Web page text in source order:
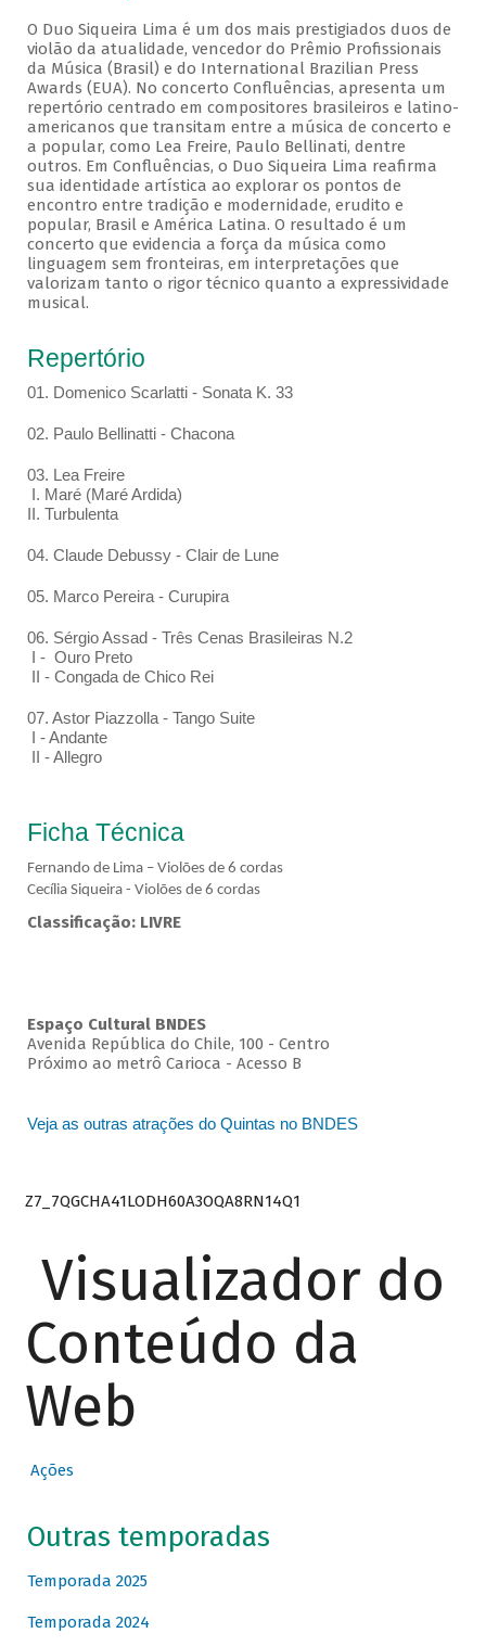
O Duo Siqueira Lima é um dos mais prestigiados duos de
violão da atualidade, vencedor do Prêmio Profissionais
da Música (Brasil) e do International Brazilian Press
Awards (EUA). No concerto Confluências, apresenta um
repertório centrado em compositores brasileiros e latino-
americanos que transitam entre a música de concerto e
a popular, como Lea Freire, Paulo Bellinati, dentre
outros. Em Confluências, o Duo Siqueira Lima reafirma
sua identidade artística ao explorar os pontos de
encontro entre tradição e modernidade, erudito e
popular, Brasil e América Latina. O resultado é um
concerto que evidencia a força da música como
linguagem sem fronteiras, em interpretações que
valorizam tanto o rigor técnico quanto a expressividade
musical.
Repertório
01. Domenico Scarlatti - Sonata K. 33
02. Paulo Bellinatti - Chacona
03. Lea Freire
I. Maré (Maré Ardida)
II. Turbulenta
04. Claude Debussy - Clair de Lune
05. Marco Pereira - Curupira
06. Sérgio Assad - Três Cenas Brasileiras N.2
I - Ouro Preto
II - Congada de Chico Rei
07. Astor Piazzolla - Tango Suite
I - Andante
II - Allegro
Ficha Técnica
Fernando de Lima – Violões de 6 cordas
Cecília Siqueira - Violões de 6 cordas
Classificação: LIVRE
Espaço Cultural BNDES
Avenida República do Chile, 100 - Centro
Próximo ao metrô Carioca - Acesso B
Veja as outras atrações do Quintas no BNDES
Z7_7QGCHA41LODH60A3OQA8RN14Q1
Visualizador do
Conteúdo da
Web
Ações
Outras temporadas
Temporada 2025
Temporada 2024